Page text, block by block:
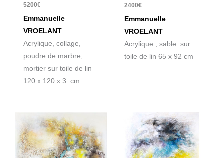
5200€
Emmanuelle
VROELANT
Acrylique, collage,
poudre de marbre,
mortier sur toile de lin
120 x 120 x 3 cm
2400€
Emmanuelle
VROELANT
Acrylique , sable sur
toile de lin 65 x 92 cm